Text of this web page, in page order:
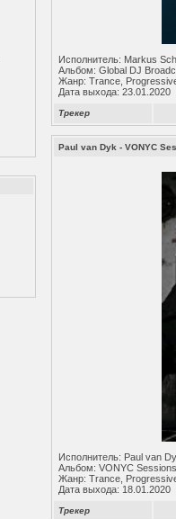
Исполнитель: Markus
Альбом: Global DJ
Жанр: Trance,
Дата выхода: 23.01.2020
Трекер
Paul van Dyk - VONYC
Исполнитель: Paul van
Альбом: VONYC
Жанр: Trance,
Дата выхода: 18.01.2020
Трекер